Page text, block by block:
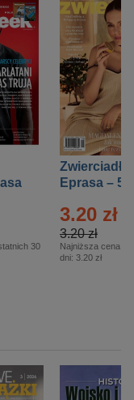
30
Zwierciadło
Eprasa – 5/
3.20 zł
3.20 zł
Najniższa cena z
dni: 3.20 zł